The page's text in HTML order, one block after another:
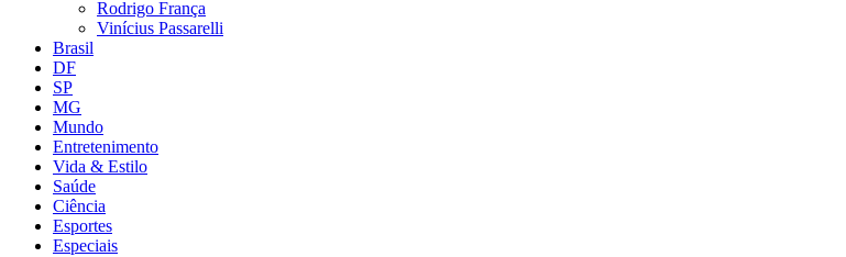
Rodrigo França
Vinícius Passarelli
Brasil
DF
SP
MG
Mundo
Entretenimento
Vida & Estilo
Saúde
Ciência
Esportes
Especiais